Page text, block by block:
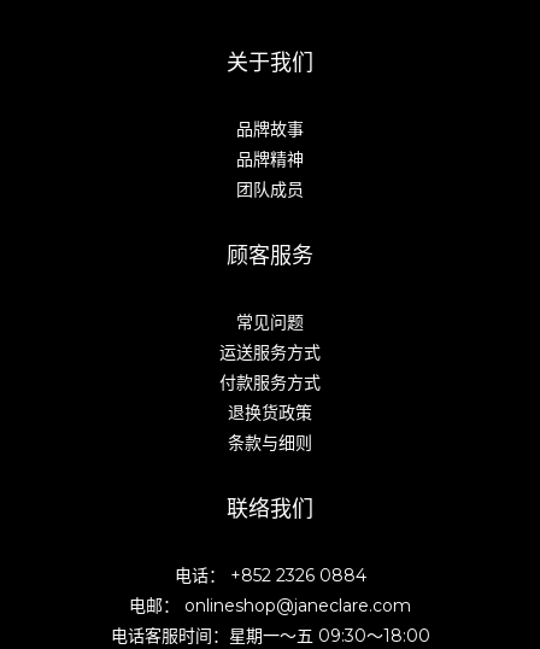
关于我们
品牌故事
品牌精神
团队成员
顾客服务
常见问题
运送服务方式
付款服务方式
退换货政策
条款与细则
联络我们
电话： +852 2326 0884
电邮： onlineshop@janeclare.com
电话客服时间：星期一～五 09:30～18:00